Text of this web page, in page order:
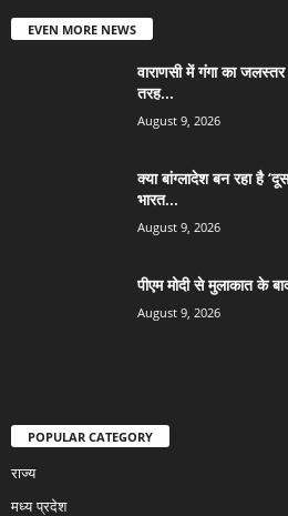
EVEN MORE NEWS
वाराणसी में गंगा का
तरह...
August 9, 2026
क्या बांग्लादेश बन रहा है
भारत...
August 9, 2026
पीएम मोदी से मुलाकात के
August 9, 2026
POPULAR CATEGORY
राज्य
मध्य प्रदेश